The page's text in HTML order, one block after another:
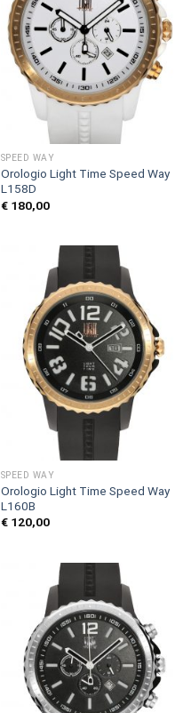
SPEED WAY
Orologio Light Time Speed Way
L158D
€180,00
SPEED WAY
Orologio Light Time Speed Way
L160B
€120,00